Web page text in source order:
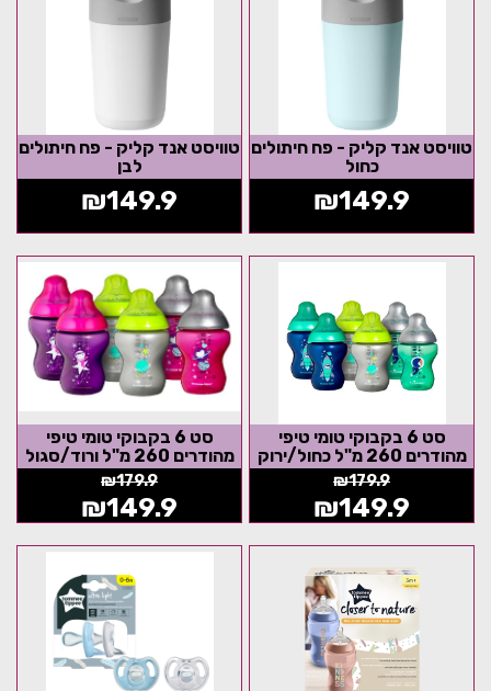
טוויסט אנד קליק - פח חיתולים
כחול
₪149.9
טוויסט אנד קליק - פח חיתולים
לבן
₪149.9
סט 6 בקבוקי טומי טיפי
מהודרים 260 מ"ל כחול/ירוק
במהדורה מיוחדת
₪179.9
₪149.9
סט 6 בקבוקי טומי טיפי
מהודרים 260 מ"ל ורוד/סגול
במהדורה מיוחדת
₪179.9
₪149.9